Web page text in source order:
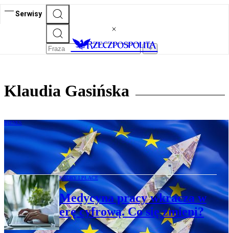
Serwisy
Klaudia Gasińska
BIZNES
Czy zawieszenie działalności zagraża
trwałości projektu unijnego?
KADRY I PŁACE
Medycyna pracy wkracza w
erę cyfrową. Co się zmieni?